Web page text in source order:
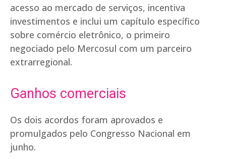
acesso ao mercado de serviços, incentiva
investimentos e inclui um capítulo específico
sobre comércio eletrônico, o primeiro
negociado pelo Mercosul com um parceiro
extrarregional.
Ganhos comerciais
Os dois acordos foram aprovados e
promulgados pelo Congresso Nacional em
junho.